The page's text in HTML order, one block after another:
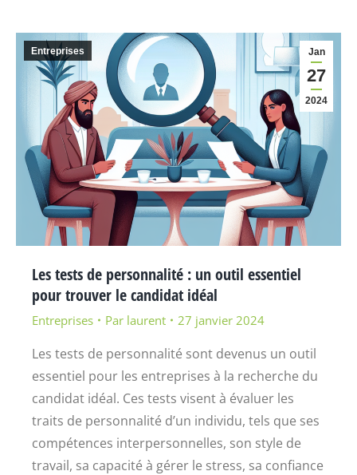
Jan
27
2024
Entreprises
Les tests de personnalité : un outil essentiel
pour trouver le candidat idéal
Entreprises Par laurent 27 janvier 2024
Les tests de personnalité sont devenus un outil
essentiel pour les entreprises à la recherche du
candidat idéal. Ces tests visent à évaluer les
traits de personnalité d’un individu, tels que ses
compétences interpersonnelles, son style de
travail, sa capacité à gérer le stress, sa confiance